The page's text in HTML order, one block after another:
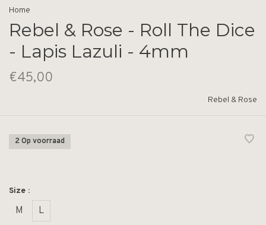
Home
Rebel & Rose - Roll The Dice
- Lapis Lazuli - 4mm
€45,00
Rebel & Rose
2 Op voorraad
Size :
M L